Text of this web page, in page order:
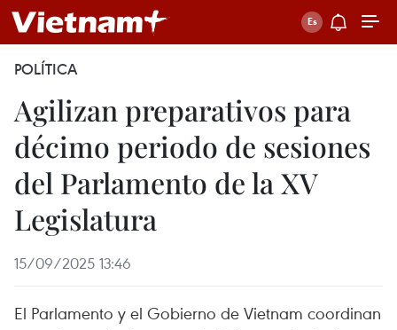
POLÍTICA
Agilizan preparativos para
décimo periodo de sesiones
del Parlamento de la XV
Legislatura
15/09/2025 13:46
El Parlamento y el Gobierno de Vietnam coordinan